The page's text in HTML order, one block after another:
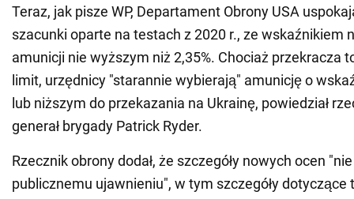
Teraz, jak pisze WP, Departament Obrony USA
szacunki oparte na testach z 2020 r., ze wskaźnikiem
amunicji nie wyższym niż 2,35%. Chociaż przekracza
limit, urzędnicy "starannie wybierają" amunicję o
lub niższym do przekazania na Ukrainę, powiedział
generał brygady Patrick Ryder.
Rzecznik obrony dodał, że szczegóły nowych ocen
publicznemu ujawnieniu", w tym szczegóły dotyczące